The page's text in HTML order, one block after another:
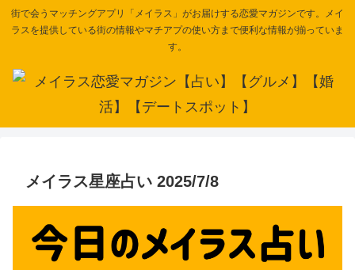
街で会うマッチングアプリ「メイラス」がお届けする恋愛マガジンです。メイ
ラスを提供している街の情報やマチアプの使い方まで便利な情報が揃っていま
す。
メイラス星座占い 2025/7/8